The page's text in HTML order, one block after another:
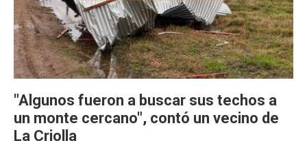
"Algunos fueron a buscar sus techos a
un monte cercano", contó un vecino de
La Criolla